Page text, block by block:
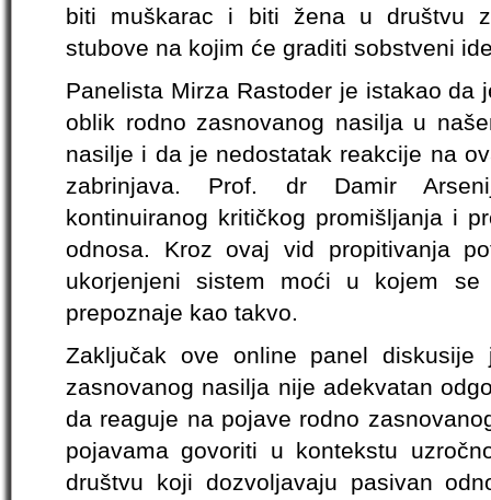
biti muškarac i biti žena u društvu
stubove na kojim će graditi sobstveni
Panelista Mirza Rastoder je istakao da
oblik rodno zasnovanog nasilja u
nasilje i da je nedostatak reakcije na
zabrinjava. Prof. dr Damir
kontinuiranog kritičkog promišljanja i
odnosa. Kroz ovaj vid propitivanja
ukorjenjeni sistem moći u kojem
prepoznaje kao takvo.
Zaključak ove online panel diskusije
zasnovanog nasilja nije adekvatan
da reaguje na pojave rodno
pojavama govoriti u kontekstu
društvu koji dozvoljavaju pasivan